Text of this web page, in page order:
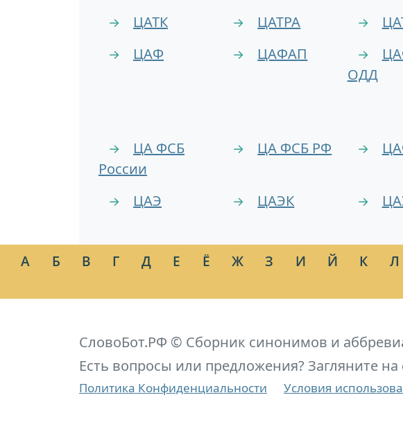
→ ЦАТК → ЦАТРА →
→ ЦАФ → ЦАФАП →
ОДД
→
ЦА ФСБ
России
→ ЦА ФСБ РФ →
→ ЦАЭ → ЦАЭК →
А Б В Г Д Е Ё Ж З И Й К Л
СловоБот.РФ © Сборник синонимов и
Есть вопросы или предложения? Загляните на
Политика Конфиденциальности Условия